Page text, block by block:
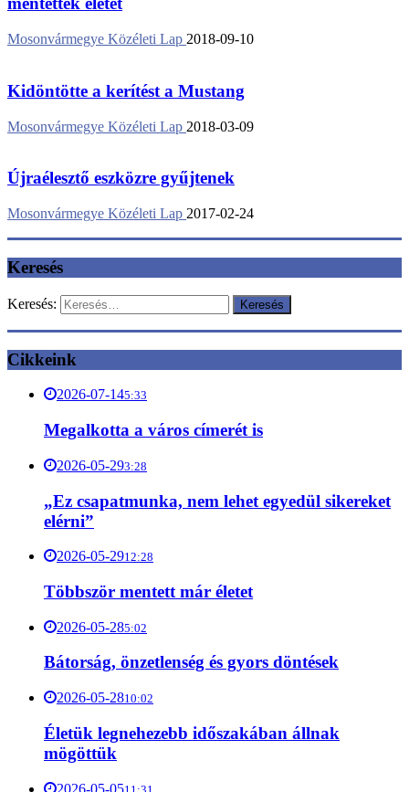
Mosonvármegye Közéleti Lap 2018-09-10
Kidöntötte a kerítést a Mustang
Mosonvármegye Közéleti Lap 2018-03-09
Újraélesztő eszközre gyűjtenek
Mosonvármegye Közéleti Lap 2017-02-24
Keresés
Keresés:
Cikkeink
2026-07-145:33
Megalkotta a város címerét is
2026-05-293:28
„Ez csapatmunka, nem lehet egyedül sikereket
elérni”
2026-05-2912:28
Többször mentett már életet
2026-05-285:02
Bátorság, önzetlenség és gyors döntések
2026-05-2810:02
Életük legnehezebb időszakában állnak
mögöttük
2026-05-05